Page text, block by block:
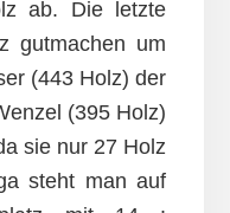
ab. Die letzte
gutmachen um
(443 Holz) der
(395 Holz)
sie nur 27 Holz
steht man auf